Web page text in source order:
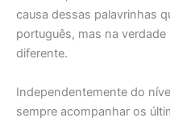
causa dessas palavrinhas
português, mas na
diferente.
Independentemente do
sempre acompanhar os